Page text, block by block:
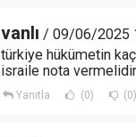
vanlı / 09/06/2025
türkiye hükümetin
israile nota vermelidir
Yanıtla (0) (0)